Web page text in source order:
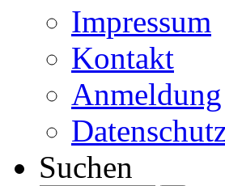
Impressum
Kontakt
Anmeldung
Suchen